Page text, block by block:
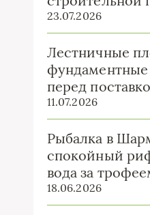
23.07.2026
Лестничные
фундаментные
перед
11.07.2026
Рыбалка в
спокойный
вода за
18.06.2026